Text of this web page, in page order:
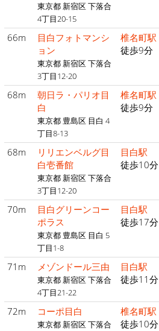
東京都 新宿区 下落合
4丁目20-15
66m
目白フォトマンシ
ョン
東京都 新宿区 下落合
3丁目12-20
椎名町駅
徒歩9分
68m
朝日ラ・パリオ目
白
東京都 豊島区 目白 4
丁目8-13
椎名町駅
徒歩9分
68m
リリエンベルグ目
白壱番館
東京都 新宿区 下落合
3丁目12-20
目白駅
徒歩10分
70m
目白グリーンコー
ポラス
東京都 豊島区 目白 5
丁目1-8
目白駅
徒歩17分
71m メゾンドール三由
東京都 新宿区 下落合
4丁目21-22
目白駅
徒歩11分
72m コーポ目白
東京都 新宿区 下落合
椎名町駅
徒歩10分